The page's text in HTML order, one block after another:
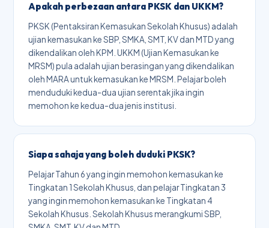
Apakah perbezaan antara PKSK dan UKKM?
PKSK (Pentaksiran Kemasukan Sekolah Khusus) adalah
ujian kemasukan ke SBP, SMKA, SMT, KV dan MTD yang
dikendalikan oleh KPM. UKKM (Ujian Kemasukan ke
MRSM) pula adalah ujian berasingan yang dikendalikan
oleh MARA untuk kemasukan ke MRSM. Pelajar boleh
menduduki kedua-dua ujian serentak jika ingin
memohon ke kedua-dua jenis institusi.
Siapa sahaja yang boleh duduki PKSK?
Pelajar Tahun 6 yang ingin memohon kemasukan ke
Tingkatan 1 Sekolah Khusus, dan pelajar Tingkatan 3
yang ingin memohon kemasukan ke Tingkatan 4
Sekolah Khusus. Sekolah Khusus merangkumi SBP,